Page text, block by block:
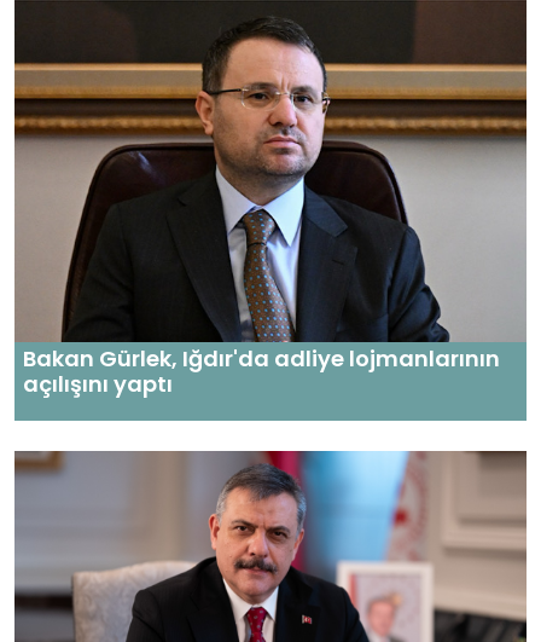
Bakan Gürlek, Iğdır'da adliye lojmanlarının
açılışını yaptı